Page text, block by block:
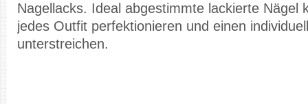
Nagellacks. Ideal abgestimmte lackierte Nägel
jedes Outfit perfektionieren und einen
unterstreichen.